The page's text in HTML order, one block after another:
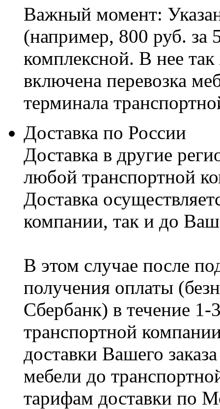
Важный момент:
(например, 800 руб. за
комплексной. В нее
включена перевозка
терминала
Доставка по России
Доставка в другие
любой транспортной
Доставка
компании, так и до
В этом случае после
получения оплаты
Сбербанк) в течение
транспортной
доставки Вашего
мебели до
тарифам доставки по